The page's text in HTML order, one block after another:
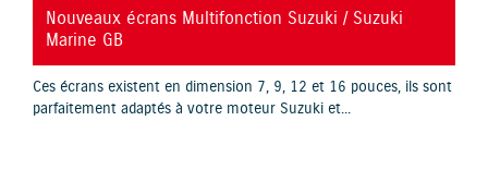
YouTube is disabled. Allow
Nouveaux écrans Multifonction Suzuki / Suzuki
Marine GB
Ces écrans existent en dimension 7, 9, 12 et 16 pouces, ils sont
parfaitement adaptés à votre moteur Suzuki et...